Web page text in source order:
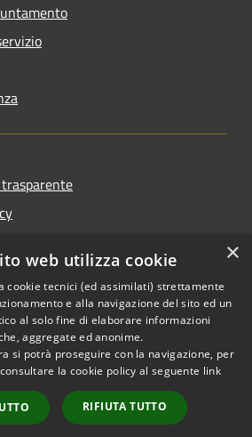
Copyright © 2026 • Comune di
Pellezzano • Powered by
Municipium•
Accesso
redazione
×
web utilizza cookie
cookie tecnici (ed assimilati) strettamente
e alla navigazione del sito ed un
al solo fine di elaborare informazioni
aggregate ed anonime.
si potrà proseguire con la navigazione, per
la cookie policy al seguente link
RIFIUTA TUTTO